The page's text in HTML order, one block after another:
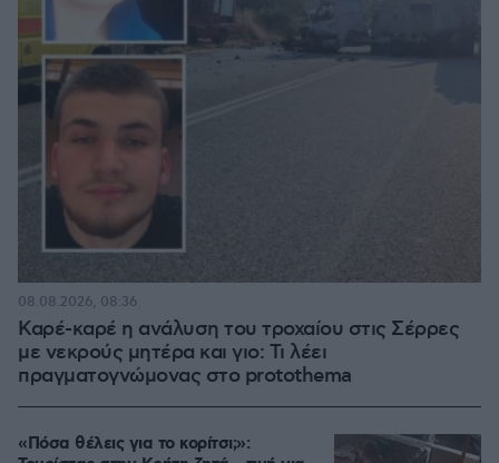
Καρέ-καρέ η ανάλυση του τροχαίου στις Σέρρες
με νεκρούς μητέρα και γιο: Τι λέει
πραγματογνώμονας στο protothema
08.08.2026, 08:36
«Πόσα θέλεις για το κορίτσι;»: